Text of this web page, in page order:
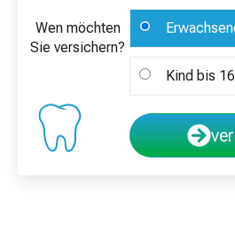
Wen möchten
Sie versichern?
Kind bis